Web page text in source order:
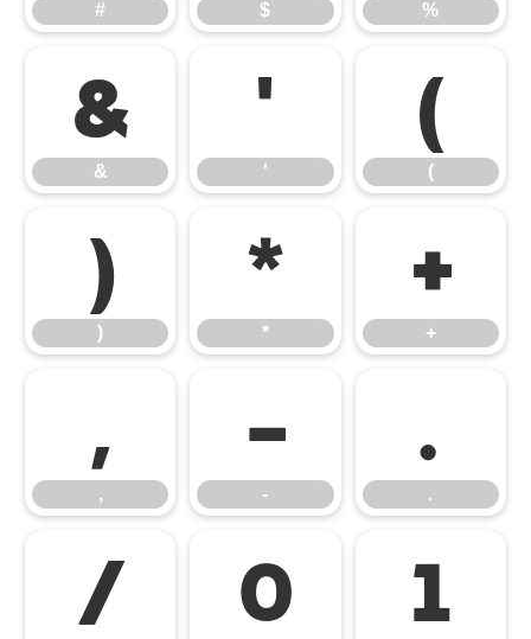
# $ %
&
&
'
'
(
(
)
)
*
*
+
+
,
,
-
-
.
.
/ 0 1